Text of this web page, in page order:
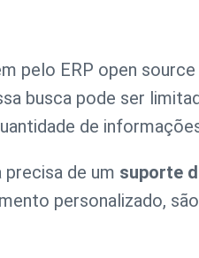
pelo ERP open
busca pode ser
de
precisa de um suporte
personalizado,